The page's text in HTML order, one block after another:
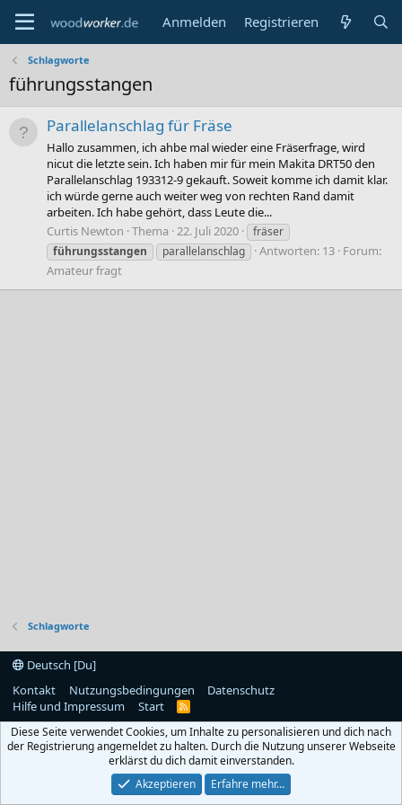
Anmelden Registrieren
Schlagworte
führungsstangen
Parallelanschlag für Fräse
Hallo zusammen, ich ahbe mal wieder eine Fräserfrage, wird
nicut die letzte sein. Ich haben mir für mein Makita DRT50 den
Parallelanschlag 193312-9 gekauft. Soweit komme ich damit klar.
ich würde gerne auch weiter weg von rechten Rand damit
arbeiten. Ich habe gehört, dass Leute die...
Curtis Newton Thema 22. Juli 2020
fräser
führungsstangen
parallelanschlag Antworten: 13 Forum:
Amateur fragt
Schlagworte
Deutsch [Du]
Kontakt
Nutzungsbedingungen
Datenschutz
Hilfe und Impressum
Start
R
S
Diese Seite verwendet Cookies, um Inhalte zu personalisieren und dich nach
der Registrierung angemeldet zu halten. Durch die Nutzung unserer Webseite
erklärst du dich damit einverstanden.
Akzeptieren
Erfahre mehr…